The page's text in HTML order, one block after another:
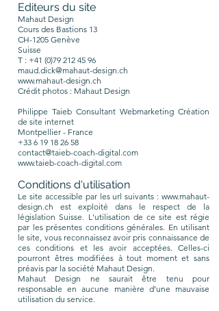
Editeurs du site
Mahaut Design
Cours des Bastions 13
CH-1205 Genève
Suisse
T : +41 (0)79 212 45 96
maud.dick@mahaut-design.ch
www.mahaut-design.ch
Crédit photos : Mahaut Design
Philippe Taieb Consultant Webmarketing Création
de site internet
Montpellier - France
+33 6 19 18 26 58
contact@taieb-coach-digital.com
www.taieb-coach-digital.com
Conditions d'utilisation
Le site accessible par les url suivants : www.mahaut-
design.ch est exploité dans le respect de la
législation Suisse. L'utilisation de ce site est régie
par les présentes conditions générales. En utilisant
le site, vous reconnaissez avoir pris connaissance de
ces conditions et les avoir acceptées. Celles-ci
pourront êtres modifiées à tout moment et sans
préavis par la société Mahaut Design.
Mahaut Design ne saurait être tenu pour
responsable en aucune manière d’une mauvaise
utilisation du service.